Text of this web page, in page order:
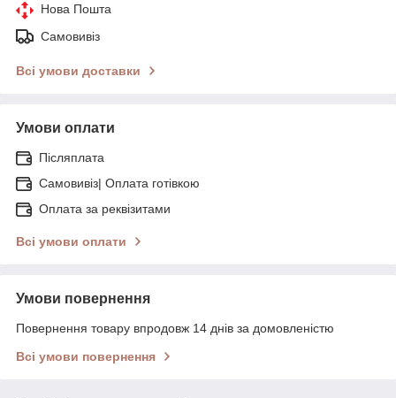
Нова Пошта
Самовивіз
Всі умови доставки
Умови оплати
Післяплата
Самовивіз| Оплата готівкою
Оплата за реквізитами
Всі умови оплати
Умови повернення
Повернення товару впродовж 14 днів за домовленістю
Всі умови повернення